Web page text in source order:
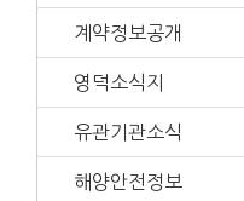
계약정보공개
영덕소식지
유관기관소식
해양안전정보